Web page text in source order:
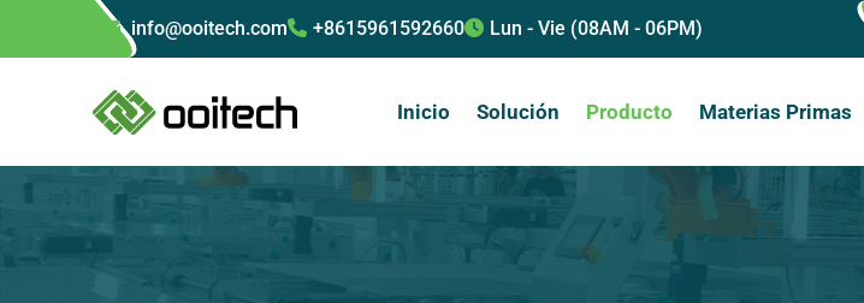
info@ooitech.com +8615961592660 Lun - Vie (08AM - 06PM)
Inicio Solución Producto Materias Primas